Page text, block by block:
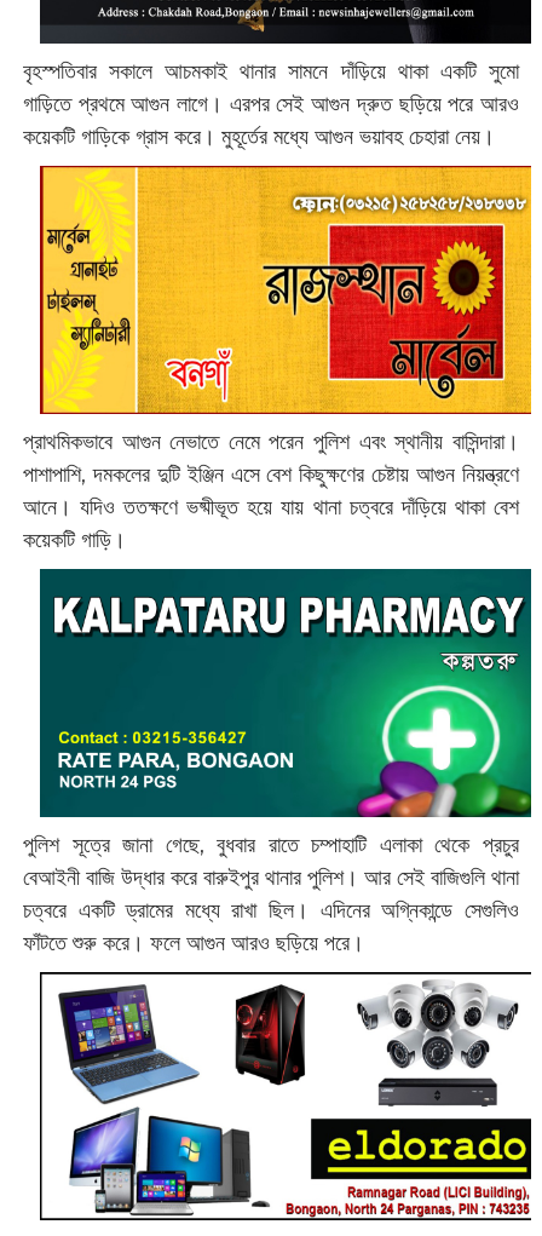
বৃহস্পতিবার সকালে আচমকাই থানার সামনে দাঁড়িয়ে থাকা একটি সুমো
গাড়িতে প্রথমে আগুন লাগে। এরপর সেই আগুন দ্রুত ছড়িয়ে পরে আরও
কয়েকটি গাড়িকে গ্রাস করে। মুহূর্তের মধ্যে আগুন ভয়াবহ চেহারা নেয়।
প্রাথমিকভাবে আগুন নেভাতে নেমে পরেন পুলিশ এবং স্থানীয় বাসিন্দারা।
পাশাপাশি, দমকলের দুটি ইঞ্জিন এসে বেশ কিছুক্ষণের চেষ্টায় আগুন নিয়ন্ত্রণে
আনে। যদিও ততক্ষণে ‌ভষ্মীভূত হয়ে যায় থানা চত্বরে দাঁড়িয়ে থাকা বেশ
কয়েকটি গাড়ি।
পুলিশ সূত্রে জানা গেছে, বুধবার রাতে চম্পাহাটি এলাকা থেকে প্রচুর
বেআইনী বাজি উদ্ধার করে বারুইপুর থানার পুলিশ। আর সেই বাজিগুলি থানা
চত্বরে একটি ড্রামের মধ্যে রাখা ছিল। এদিনের অগ্নিকান্ডে সেগুলিও
ফাঁটতে শুরু করে। ফলে আগুন আরও ছড়িয়ে পরে।